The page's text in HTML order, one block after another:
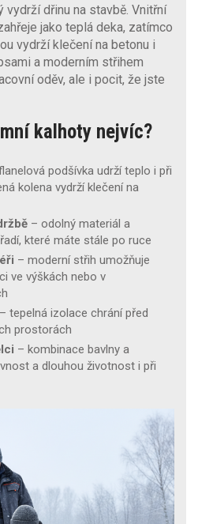
dřinu na stavbě. Vnitřní
jako teplá deka, zatímco
vydrží klečení na betonu i
a moderním střihem
oděv, ale i pocit, že jste
kalhoty nejvíc?
podšívka udrží teplo i při
kolena vydrží klečení na
– odolný materiál a
které máte stále po ruce
– moderní střih umožňuje
ve výškách nebo v
– tepelná izolace chrání před
prostorách
– kombinace bavlny a
a dlouhou životnost i při